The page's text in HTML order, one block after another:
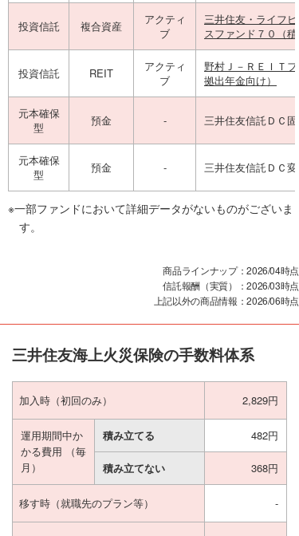
投資信託 複合資産
アクティ
ブ
三井住友・ライフ
スファンド７０（積
投資信託 REIT
アクティ
ブ
野村Ｊ－ＲＥＩＴ
拠出年金向け）
元本確保
型
預金 - 三井住友信託ＤＣ固
元本確保
型
預金 - 三井住友信託ＤＣ変
※一部ファンドにおいて詳細データがないものがございま
す。
商品ラインナップ：2026/04時点
信託報酬（実質）：2026/03時点
上記以外の商品情報：2026/06時点
三井住友海上火災保険の手数料体系
加入時 （初回のみ） 2,829円
運用期間中か
かる費用
（毎
月）
積み立てる 482円
積み立てない 368円
移す時 （就職先のプラン等） -